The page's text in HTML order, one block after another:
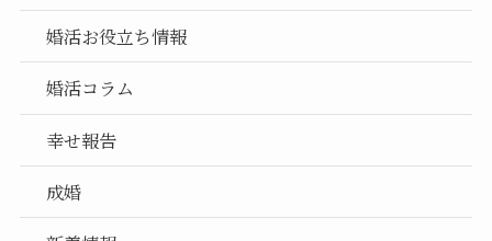
婚活お役立ち情報
婚活コラム
幸せ報告
成婚